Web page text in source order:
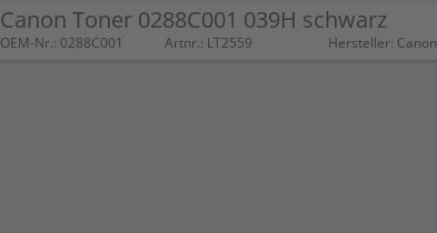
Canon Toner 0288C001 039H schwarz
OEM-Nr.: 0288C001 Artnr.: LT2559 Hersteller: Canon